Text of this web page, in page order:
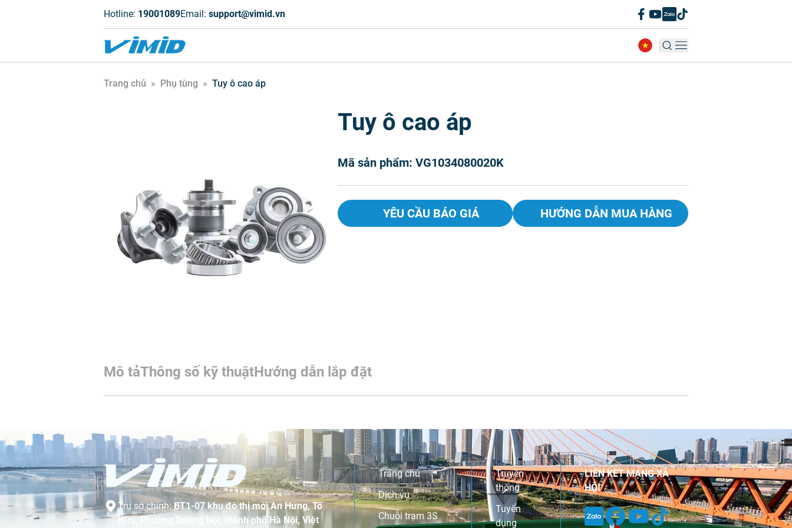
Hotline: 19001089Email: support@vimid.vn
Trang chủ » Phụ tùng » Tuy ô cao áp
Tuy ô cao áp
Mã sản phẩm: VG1034080020K
YÊU CẦU BÁO GIÁ HƯỚNG DẪN MUA HÀNG
Mô tảThông số kỹ thuậtHướng dẫn lắp đặt
Trụ sở chính:BT1-07 khu đô thị mới An Hưng, Tố
Hữu, Phường Dương Nội, thành phố Hà Nội, Việt
Trang chủ
Dịch vụ
Chuỗi trạm 3S
Truyền
thông
Tuyển
dụng
LIÊN KẾT MẠNG XÃ
HỘI